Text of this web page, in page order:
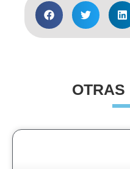
OTRAS